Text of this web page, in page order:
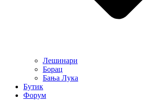
Лешинари
Борац
Бања Лука
Бутик
Форум